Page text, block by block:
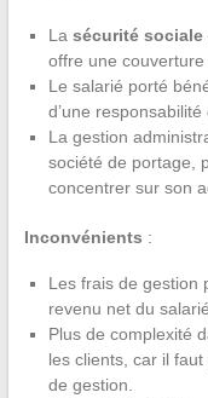
La sécurité sociale
offre une couverture
Le salarié porté
d’une
La gestion
société de portage,
concentrer sur son
Inconvénients :
Les frais de gestion
revenu net du
Plus de complexité
les clients, car il
de gestion.